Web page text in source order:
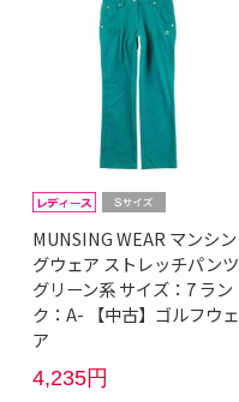
MUNSING WEAR マンシン
グウェア ストレッチパンツ
グリーン系 サイズ：7 ラン
ク：A- 【中古】ゴルフウェ
ア
4,235円